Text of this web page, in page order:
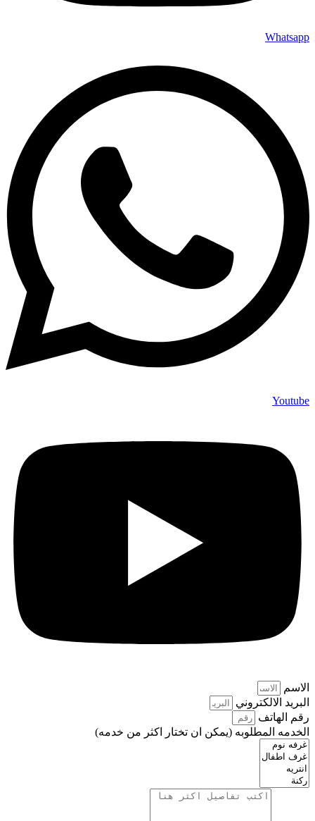
Whatsapp
Youtube
الاسم
البريد الالكتروني
رقم الهاتف
الخدمه المطلوبه (يمكن ان تختار اكثر من خدمه)